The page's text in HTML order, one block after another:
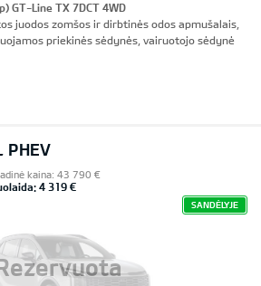
GT-Line TX 7DCT 4WD
juodos zomšos ir dirbtinės odos apmušalais,
priekinės sėdynės, vairuotojo sėdynė
PHEV
kaina: 43 790 €
4 319 €
SANDĖLYJE